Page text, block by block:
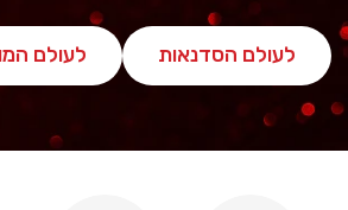
לעולם הסדנאות לעולם